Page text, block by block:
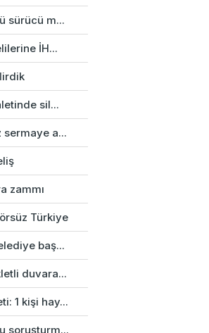
sürücü m...
İH...
sil...
a...
zammı
Türkiye
baş...
duvara...
1 kişi hay...
soruşturm...